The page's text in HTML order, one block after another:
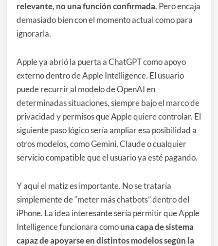
relevante, no una función confirmada. Pero encaja
demasiado bien con el momento actual como para
ignorarla.
Apple ya abrió la puerta a ChatGPT como apoyo
externo dentro de Apple Intelligence. El usuario
puede recurrir al modelo de OpenAI en
determinadas situaciones, siempre bajo el marco de
privacidad y permisos que Apple quiere controlar. El
siguiente paso lógico sería ampliar esa posibilidad a
otros modelos, como Gemini, Claude o cualquier
servicio compatible que el usuario ya esté pagando.
Y aquí el matiz es importante. No se trataría
simplemente de “meter más chatbots” dentro del
iPhone. La idea interesante sería permitir que Apple
Intelligence funcionara comouna capa de sistema
capaz de apoyarse en distintos modelos según la